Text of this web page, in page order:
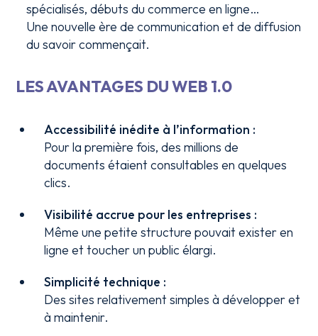
spécialisés, débuts du commerce en ligne…
Une nouvelle ère de communication et de diffusion
du savoir commençait.
LES AVANTAGES DU WEB 1.0
Accessibilité inédite à l’information :
Pour la première fois, des millions de
documents étaient consultables en quelques
clics.
Visibilité accrue pour les entreprises :
Même une petite structure pouvait exister en
ligne et toucher un public élargi.
Simplicité technique :
Des sites relativement simples à développer et
à maintenir.